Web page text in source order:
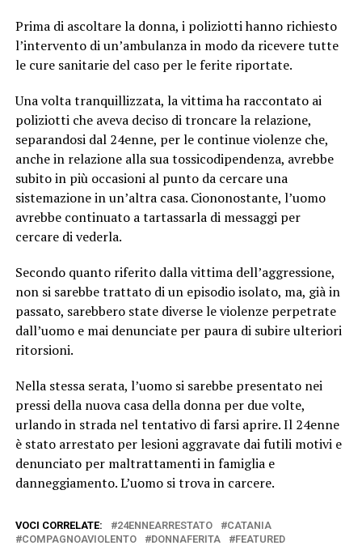
Prima di ascoltare la donna, i poliziotti hanno richiesto
l’intervento di un’ambulanza in modo da ricevere tutte
le cure sanitarie del caso per le ferite riportate.
Una volta tranquillizzata, la vittima ha raccontato ai
poliziotti che aveva deciso di troncare la relazione,
separandosi dal 24enne, per le continue violenze che,
anche in relazione alla sua tossicodipendenza, avrebbe
subito in più occasioni al punto da cercare una
sistemazione in un’altra casa. Ciononostante, l’uomo
avrebbe continuato a tartassarla di messaggi per
cercare di vederla.
Secondo quanto riferito dalla vittima dell’aggressione,
non si sarebbe trattato di un episodio isolato, ma, già in
passato, sarebbero state diverse le violenze perpetrate
dall’uomo e mai denunciate per paura di subire ulteriori
ritorsioni.
Nella stessa serata, l’uomo si sarebbe presentato nei
pressi della nuova casa della donna per due volte,
urlando in strada nel tentativo di farsi aprire. Il 24enne
è stato arrestato per lesioni aggravate dai futili motivi e
denunciato per maltrattamenti in famiglia e
danneggiamento. L’uomo si trova in carcere.
VOCI CORRELATE: 24ENNEARRESTATO
CATANIA
COMPAGNOAVIOLENTO
DONNAFERITA FEATURED